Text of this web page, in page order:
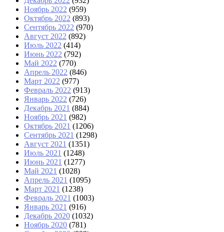
Ноябрь 2022 (959)
Октябрь 2022 (893)
Сентябрь 2022 (970)
Август 2022 (892)
Июль 2022 (414)
Июнь 2022 (792)
Май 2022 (770)
Апрель 2022 (846)
Март 2022 (977)
Февраль 2022 (913)
Январь 2022 (726)
Декабрь 2021 (884)
Ноябрь 2021 (982)
Октябрь 2021 (1206)
Сентябрь 2021 (1298)
Август 2021 (1351)
Июль 2021 (1248)
Июнь 2021 (1277)
Май 2021 (1028)
Апрель 2021 (1095)
Март 2021 (1238)
Февраль 2021 (1003)
Январь 2021 (916)
Декабрь 2020 (1032)
Ноябрь 2020 (781)